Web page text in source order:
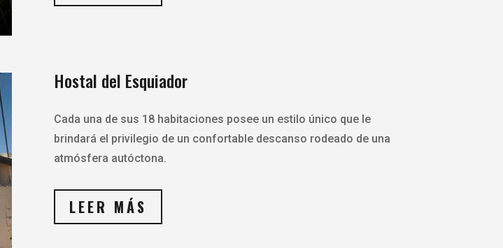
Hostal del Esquiador
Cada una de sus 18 habitaciones posee un estilo único que le
brindará el privilegio de un confortable descanso rodeado de una
atmósfera autóctona.
LEER MÁS